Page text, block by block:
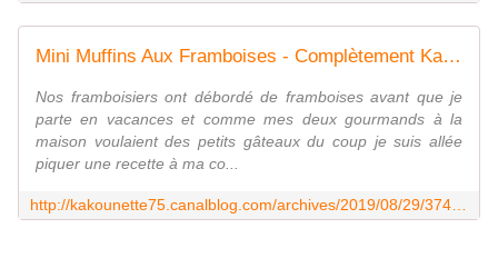
Mini Muffins Aux Framboises - Complètement Kakou !
Nos framboisiers ont débordé de framboises avant que je
parte en vacances et comme mes deux gourmands à la
maison voulaient des petits gâteaux du coup je suis allée
piquer une recette à ma co...